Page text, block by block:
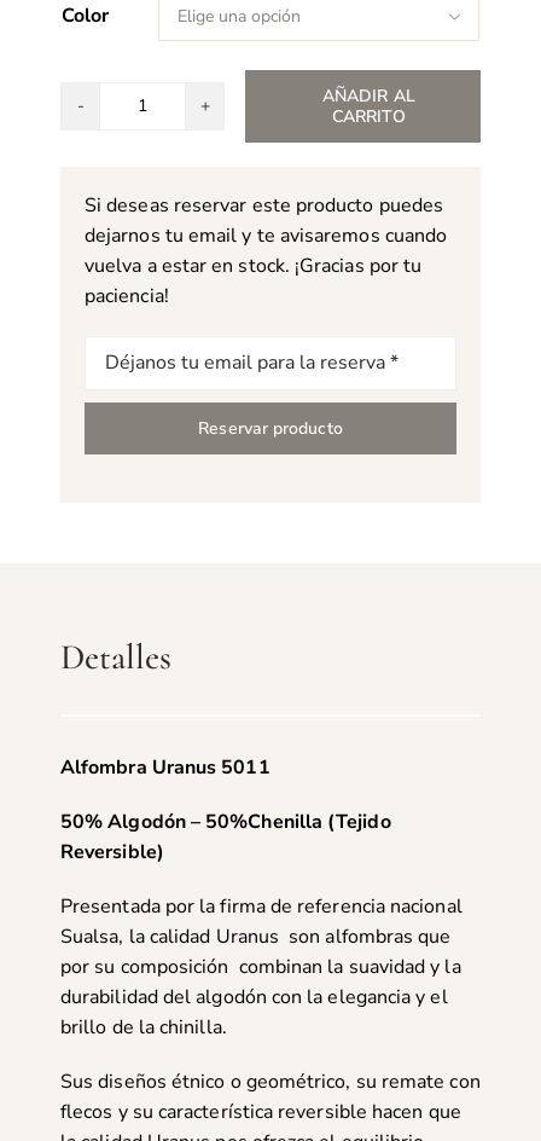
Color 
cantidad
AÑADIR AL
CARRITO
Si deseas reservar este producto puedes
dejarnos tu email y te avisaremos cuando
vuelva a estar en stock. ¡Gracias por tu
paciencia!
Correo
electrónico
Reservar producto
Detalles
Alfombra Uranus 5011
50% Algodón – 50%Chenilla (Tejido
Reversible)
Presentada por la firma de referencia nacional
Sualsa, la calidad Uranus son alfombras que
por su composición combinan la suavidad y la
durabilidad del algodón con la elegancia y el
brillo de la chinilla.
Sus diseños étnico o geométrico, su remate con
flecos y su característica reversible hacen que